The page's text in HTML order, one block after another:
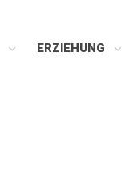
ERZIEHUNG